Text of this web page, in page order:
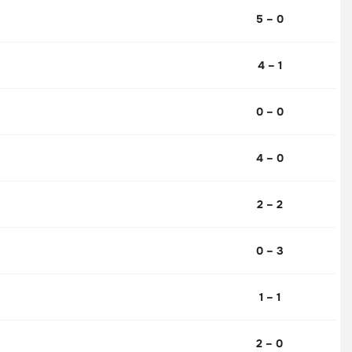
5 – 0
4 – 1
0 – 0
4 – 0
2 – 2
0 – 3
1 – 1
2 – 0